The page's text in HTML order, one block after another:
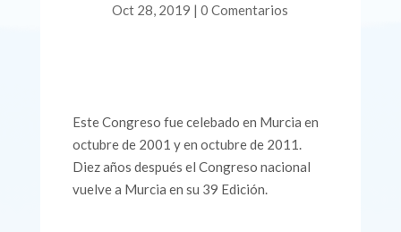
Oct 28, 2019 |0 Comentarios
Este Congreso fue celebado en Murcia en
octubre de 2001 y en octubre de 2011.
Diez años después el Congreso nacional
vuelve a Murcia en su 39 Edición.